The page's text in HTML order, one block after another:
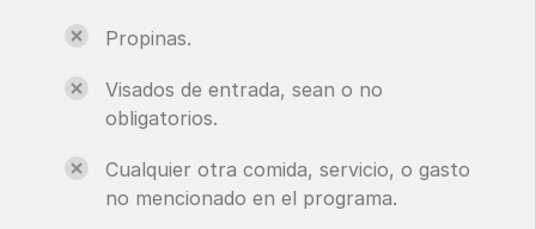
Propinas.
Visados de entrada, sean o no
obligatorios.
Cualquier otra comida, servicio, o gasto
no mencionado en el programa.